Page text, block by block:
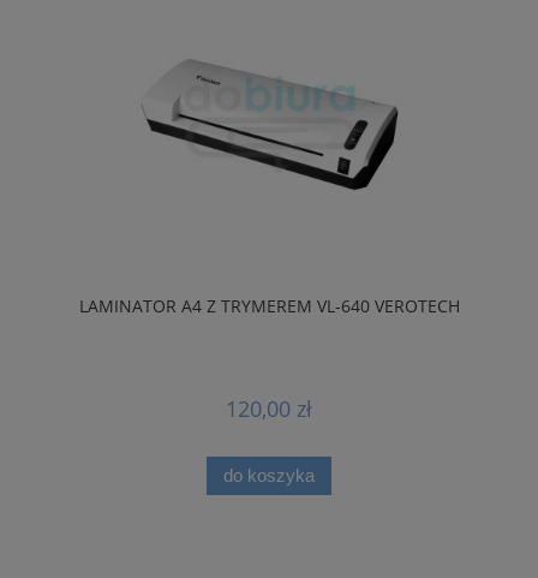
LAMINATOR A4 Z TRYMEREM VL-640 VEROTECH
120,00 zł
do koszyka